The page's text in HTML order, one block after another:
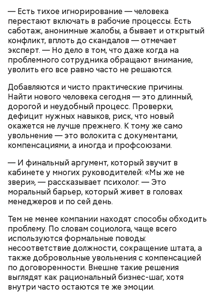
— Есть тихое игнорирование — человека
перестают включать в рабочие процессы. Есть
саботаж, анонимные жалобы, а бывает и открытый
конфликт, вплоть до скандалов — отмечает
эксперт. — Но дело в том, что даже когда на
проблемного сотрудника обращают внимание,
уволить его все равно часто не решаются.
Добавляются и чисто практические причины.
Найти нового человека сегодня — это длинный,
дорогой и неудобный процесс. Проверки,
дефицит нужных навыков, риск, что новый
окажется не лучше прежнего. К тому же само
увольнение — это волокита с документами,
компенсациями, а иногда и профсоюзами.
— И финальный аргумент, который звучит в
кабинете у многих руководителей: «Мы же не
звери», — рассказывает психолог. — Это
моральный барьер, который живет в головах
менеджеров и по сей день.
Тем не менее компании находят способы обходить
проблему. По словам социолога, чаще всего
используются формальные поводы:
несоответствие должности, сокращение штата, а
также добровольные увольнения с компенсацией
по договоренности. Внешне такие решения
выглядят как рациональный бизнес-шаг, хотя
внутри часто остаются те же эмоции.
Ингредиенты:
При выборе дыни эксперт посоветовала
ориентироваться на запах: